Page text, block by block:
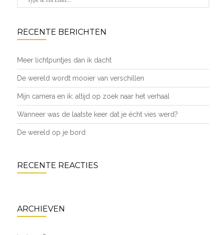
RECENTE BERICHTEN
Meer lichtpuntjes dan ik dacht
De wereld wordt mooier van verschillen
Mijn camera en ik: altijd op zoek naar het verhaal
Wanneer was de laatste keer dat je écht vies werd?
De wereld op je bord
RECENTE REACTIES
ARCHIEVEN